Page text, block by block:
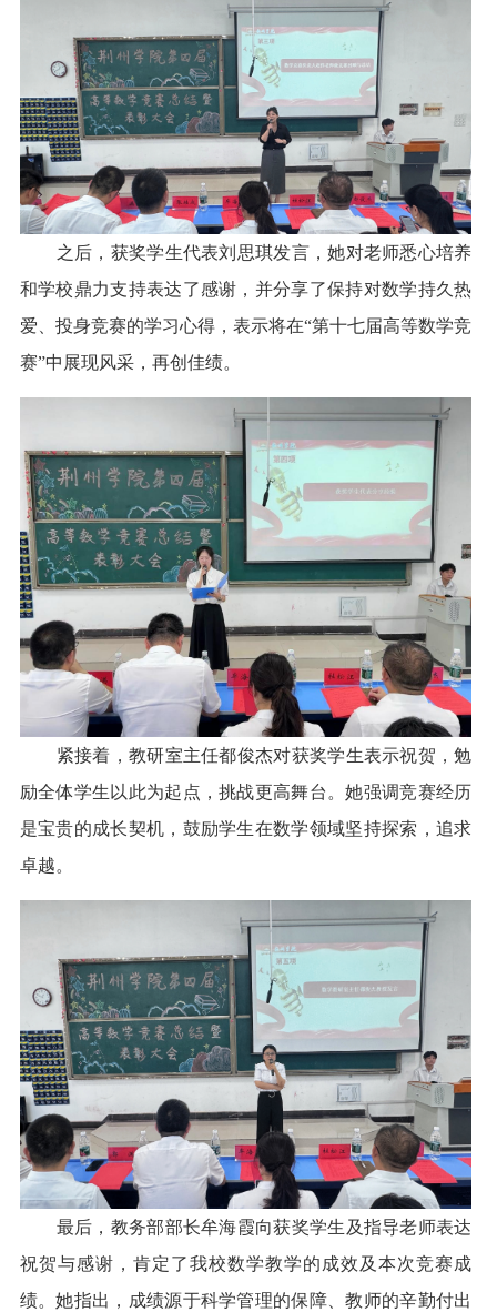
之后，获奖学生代表刘思琪发言，她对老师悉心培养
和学校鼎力支持表达了感谢，并分享了保持对数学持久热
爱、投身竞赛的学习心得，表示将在“第十七届高等数学竞
赛”中展现风采，再创佳绩。
紧接着，教研室主任都俊杰对获奖学生表示祝贺，勉
励全体学生以此为起点，挑战更高舞台。她强调竞赛经历
是宝贵的成长契机，鼓励学生在数学领域坚持探索，追求
卓越。
最后，教务部部长牟海霞向获奖学生及指导老师表达
祝贺与感谢，肯定了我校数学教学的成效及本次竞赛成
绩。她指出，成绩源于科学管理的保障、教师的辛勤付出